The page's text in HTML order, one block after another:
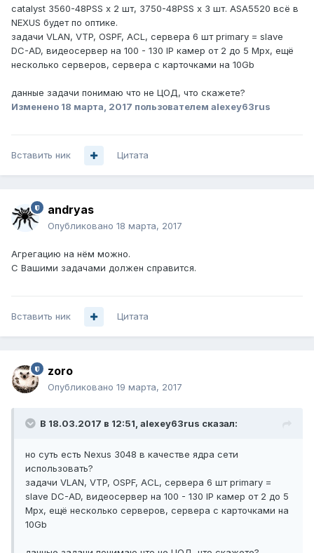
catalyst 3560-48PSS х 2 шт, 3750-48PSS х 3 шт. ASA5520 всё в
NEXUS будет по оптике.
задачи VLAN, VTP, OSPF, ACL, сервера 6 шт primary = slave
DC-AD, видеосервер на 100 - 130 IP камер от 2 до 5 Mpx, ещё
несколько серверов, сервера с карточками на 10Gb
данные задачи понимаю что не ЦОД, что скажете?
Изменено 18 марта, 2017 пользователем alexey63rus
Вставить ник Цитата
andryas
Опубликовано 18 марта, 2017
Агрегацию на нём можно.
С Вашими задачами должен справится.
Вставить ник Цитата
zoro
Опубликовано 19 марта, 2017
В 18.03.2017 в 12:51, alexey63rus сказал:
но суть есть Nexus 3048 в качестве ядра сети
использовать?
задачи VLAN, VTP, OSPF, ACL, сервера 6 шт primary =
slave DC-AD, видеосервер на 100 - 130 IP камер от 2 до 5
Mpx, ещё несколько серверов, сервера с карточками на
10Gb